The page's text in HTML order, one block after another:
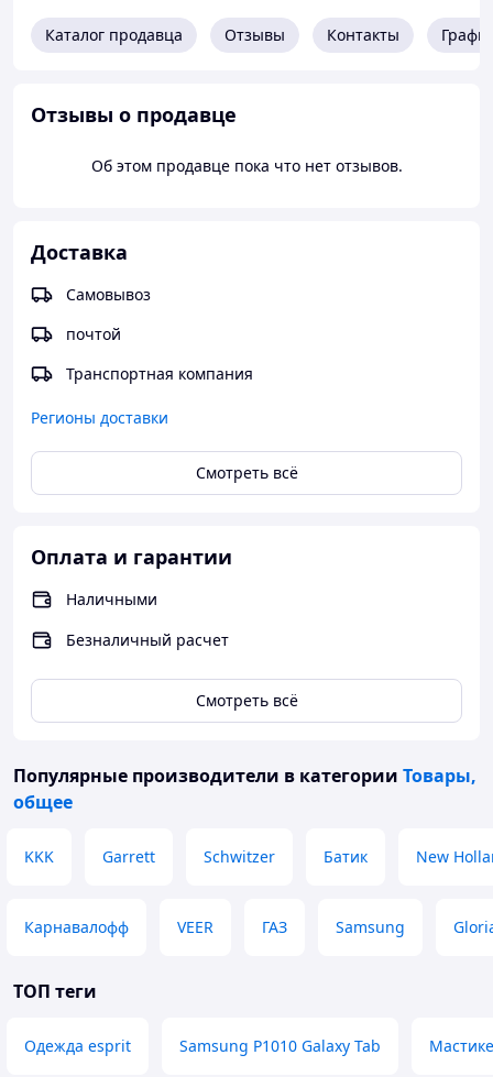
Каталог продавца Отзывы Контакты
Отзывы о продавце
Об этом продавце пока что нет отзывов.
Доставка
Самовывоз
почтой
Транспортная компания
Регионы доставки
Смотреть всё
Оплата и гарантии
Наличными
Безналичный расчет
Смотреть всё
Популярные производители в категории Товары,
общее
KKK Garrett Schwitzer Батик New
Карнавалофф VEER ГАЗ Samsung
ТОП теги
Одежда esprit Samsung P1010 Galaxy Tab Мастике